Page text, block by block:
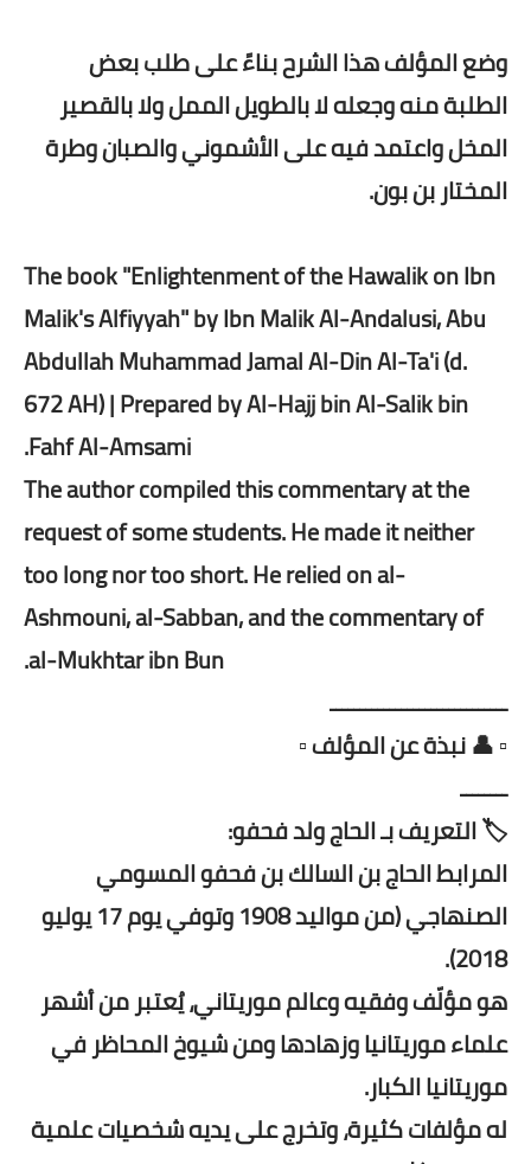
‏وضع المؤلف هذا الشرح بناءً على طلب بعض
الطلبة منه وجعله لا بالطويل الممل ولا بالقصير
المخل واعتمد فيه على الأشموني والصبان وطرة
المختار بن بون.
The book "Enlightenment of the Hawalik on Ibn
Malik's Alfiyyah" by Ibn Malik Al-Andalusi, Abu
Abdullah Muhammad Jamal Al-Din Al-Ta'i (d.
672 AH) | Prepared by Al-Hajj bin Al-Salik bin
Fahf Al-Amsami.
The author compiled this commentary at the
request of some students. He made it neither
too long nor too short. He relied on al-
Ashmouni, al-Sabban, and the commentary of
al-Mukhtar ibn Bun.
ــــــــــــــــــــــــــــــ
▫️ 👤 نبذة عن المؤلف ▫️
ــــــــ
🏷️ التعريف بـ الحاج ولد فحفو:
المرابط الحاج بن السالك بن فحفو المسومي
الصنهاجي (من مواليد 1908 وتوفي يوم 17 يوليو
2018).
هو مؤلّف وفقيه وعالم موريتاني، يُعتبر من أشهر
علماء موريتانيا وزهادها ومن شيوخ المحاظر في
موريتانيا الكبار.
له مؤلفات كثيرة، وتخرج على يديه شخصيات علمية